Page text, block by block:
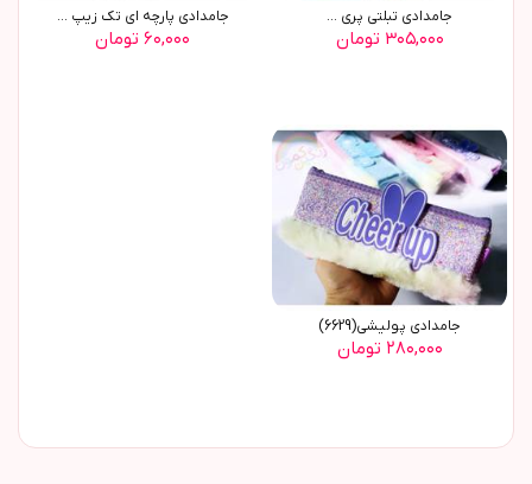
جامدادي تبلتي پري ...
۳۰۵,۰۰۰ تومان
جامدادی پارچه ای تک زیپ ...
۶۰,۰۰۰ تومان
جامدادی پولیشی(6629)
۲۸۰,۰۰۰ تومان